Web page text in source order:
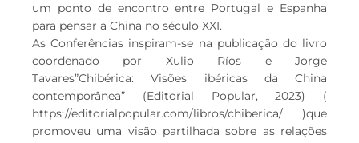
um ponto de encontro entre Portugal e Espanha
para pensar a China no século XXI.
As Conferências inspiram-se na publicação do livro
coordenado por Xulio Ríos e Jorge
Tavares”Chibérica: Visões ibéricas da China
contemporânea” (Editorial Popular, 2023) (
https://editorialpopular.com/libros/chiberica/ )que
promoveu uma visão partilhada sobre as relações